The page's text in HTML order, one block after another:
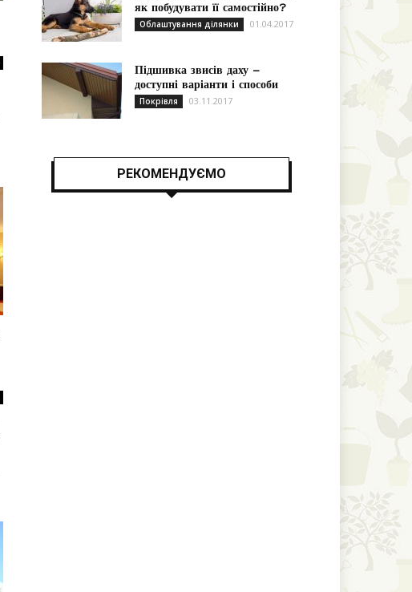
як побудувати її самостійно?
Облаштування ділянки 01.04.2017
Підшивка звисів даху –
доступні варіанти і способи
Покрівля 03.11.2017
РЕКОМЕНДУЄМО